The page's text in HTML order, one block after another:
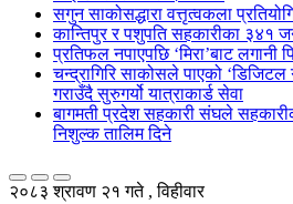
सगुन साकोसद्धारा वत्तृत्वकला
कान्तिपुर र पशुपति सहकारीका ३४१
प्रतिफल नपाएपछि ‘मिरा’बाट लगानी
चन्द्रागिरि साकोसले पाएको ‘डिजिटल
गराउँदै सुरुगर्यो यात्राकार्ड सेवा
बागमती प्रदेश सहकारी संघले
निशुल्क तालिम दिने
२०८३ श्रावण २१ गते , विहीवार